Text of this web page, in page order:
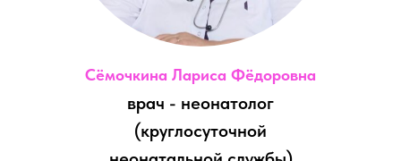
Сёмочкина Лариса Фёдоровна
врач - неонатолог
(круглосуточной